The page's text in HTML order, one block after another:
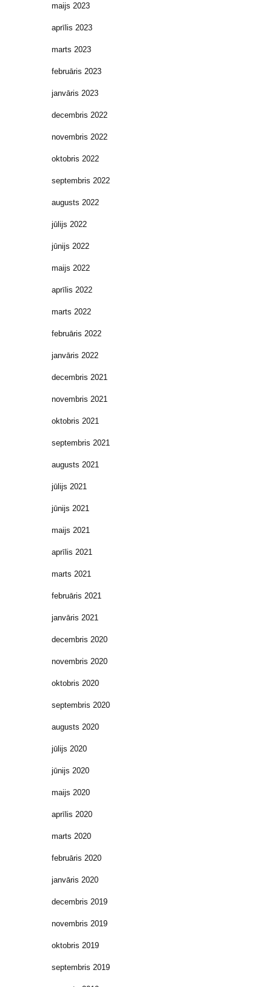
maijs 2023
aprīlis 2023
marts 2023
februāris 2023
janvāris 2023
decembris 2022
novembris 2022
oktobris 2022
septembris 2022
augusts 2022
jūlijs 2022
jūnijs 2022
maijs 2022
aprīlis 2022
marts 2022
februāris 2022
janvāris 2022
decembris 2021
novembris 2021
oktobris 2021
septembris 2021
augusts 2021
jūlijs 2021
jūnijs 2021
maijs 2021
aprīlis 2021
marts 2021
februāris 2021
janvāris 2021
decembris 2020
novembris 2020
oktobris 2020
septembris 2020
augusts 2020
jūlijs 2020
jūnijs 2020
maijs 2020
aprīlis 2020
marts 2020
februāris 2020
janvāris 2020
decembris 2019
novembris 2019
oktobris 2019
septembris 2019